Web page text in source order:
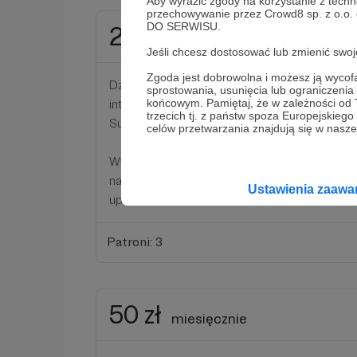
przechowywanie przez Crowd8 sp. z
DO SERWISU.
Jeśli chcesz dostosować lub zmienić
Zgoda jest dobrowolna i możesz ją
sprostowania, usunięcia lub
końcowym. Pamiętaj, że w zależności
trzecich tj. z państw spoza
celów przetwarzania znajdują się w
Ustawienia
20 zł
Dzięki Twojemu wsparciu bedziemy w
interwencji i ratować kolejne zwierzaki. To
Super, że chcesz nam pomagać i ratować z
Wybierając ten próg otrzymasz
naszej stronie na facebooku, a dodatkowo
upominek.
Patroni: 3
50 zł miesięcznie